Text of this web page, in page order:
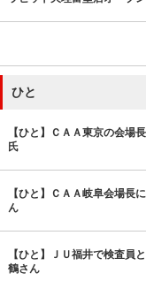
ひと
【ひと】ＣＡＡ東京の会場
氏
【ひと】ＣＡＡ岐阜会場長
ん
【ひと】ＪＵ福井で検査員
鶴さん